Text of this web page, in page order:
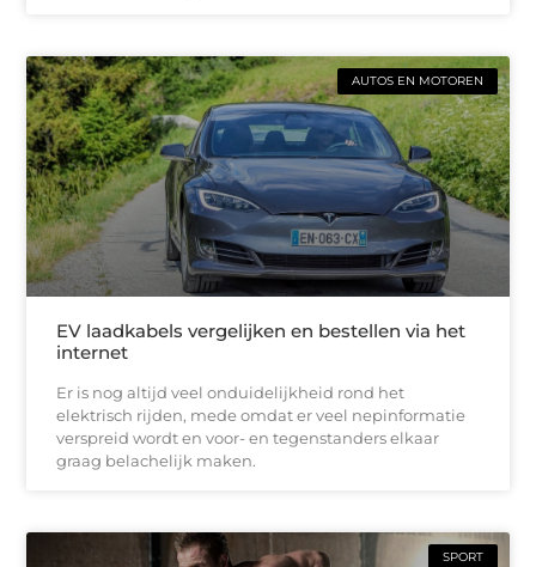
AUTOS EN MOTOREN
EV laadkabels vergelijken en bestellen via het
internet
Er is nog altijd veel onduidelijkheid rond het
elektrisch rijden, mede omdat er veel nepinformatie
verspreid wordt en voor- en tegenstanders elkaar
graag belachelijk maken.
SPORT